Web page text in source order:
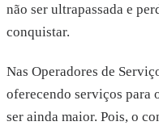
não ser ultrapassada e
conquistar.
Nas Operadores de
oferecendo serviços para
ser ainda maior. Pois, o